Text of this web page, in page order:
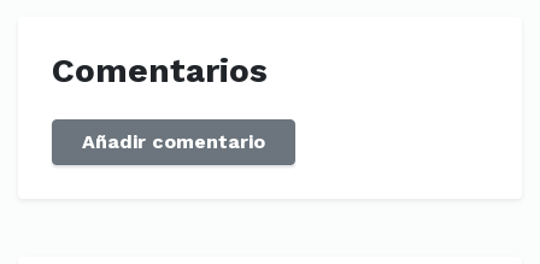
Comentarios
Añadir comentario